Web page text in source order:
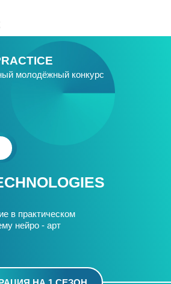
в практическом
нейро - арт
молодёжный конкурс